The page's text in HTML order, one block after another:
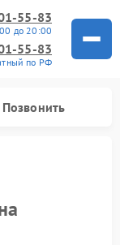
55-83
до 20:00
55-83
по РФ
Позвонить